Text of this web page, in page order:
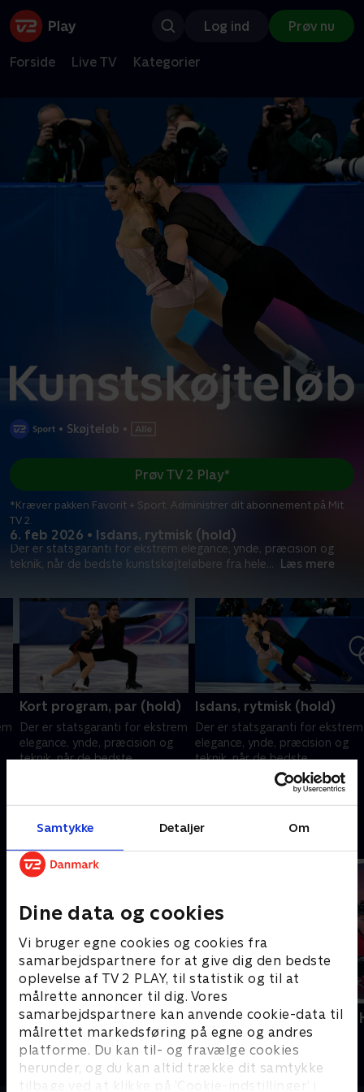
Samtykke Detaljer Om
Dine data og cookies
Vi bruger egne cookies og cookies fra
samarbejdspartnere for at give dig den bedste
oplevelse af TV 2 PLAY, til statistik og til at
målrette annoncer til dig. Vores
samarbejdspartnere kan anvende cookie-data til
målrettet markedsføring på egne og andres
platforme. Du kan til- og fravælge cookies
herunder, og du kan altid trække dit samtykke
tilbage ved at klikke på ’Cookie-indstillinger’ i
Log ind Prøv nu
Forside Live TV Kategorier
• Skøjteløb •
6. feb 2026 • Isdans, rytmisk (hold)
Der er statsgaranti for ekstrem elegance, ynde, præcision og
teknik, når de bedste kunstskøjteløbere fra hele... Læs mere
Prøv TV 2 Play*
*Kræver pakken Favorit + Sport. Administrer dit abonnement på Mit
TV 2.
Kort program, par (hold)
Der er statsgaranti for ekstrem
elegance, ynde, præcision og
teknik, når de bedste
Skating Arena.
Isdans, rytmisk (hold)
Der er statsgaranti for ekstrem
elegance, ynde, præcision og
teknik, når de bedste
kunstskøjteløbere fra hele
verden konkurrerer i Milano Ice
Skating Arena.
6. februar 2026 • 88 min
Andre så også
Vinter-OL - Short Track
Skøjteløb
Vinter-OL -
Sport